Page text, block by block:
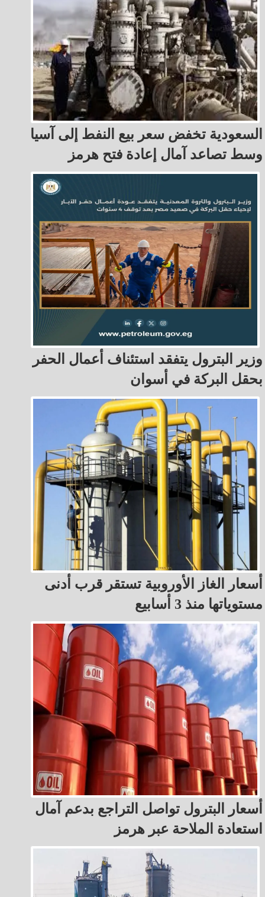
السعودية تخفض سعر بيع النفط إلى آسيا
وسط تصاعد آمال إعادة فتح هرمز
وزير البترول يتفقد استئناف أعمال الحفر
بحقل البركة في أسوان
أسعار الغاز الأوروبية تستقر قرب أدنى
مستوياتها منذ 3 أسابيع
أسعار البترول تواصل التراجع بدعم آمال
استعادة الملاحة عبر هرمز